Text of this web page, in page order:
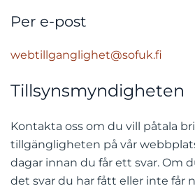
Per e-post
webtillganglighet@sofuk.fi
Tillsynsmyndigheten
Kontakta oss om du vill påtala
tillgängligheten på vår
dagar innan du får ett svar. Om
det svar du har fått eller inte får